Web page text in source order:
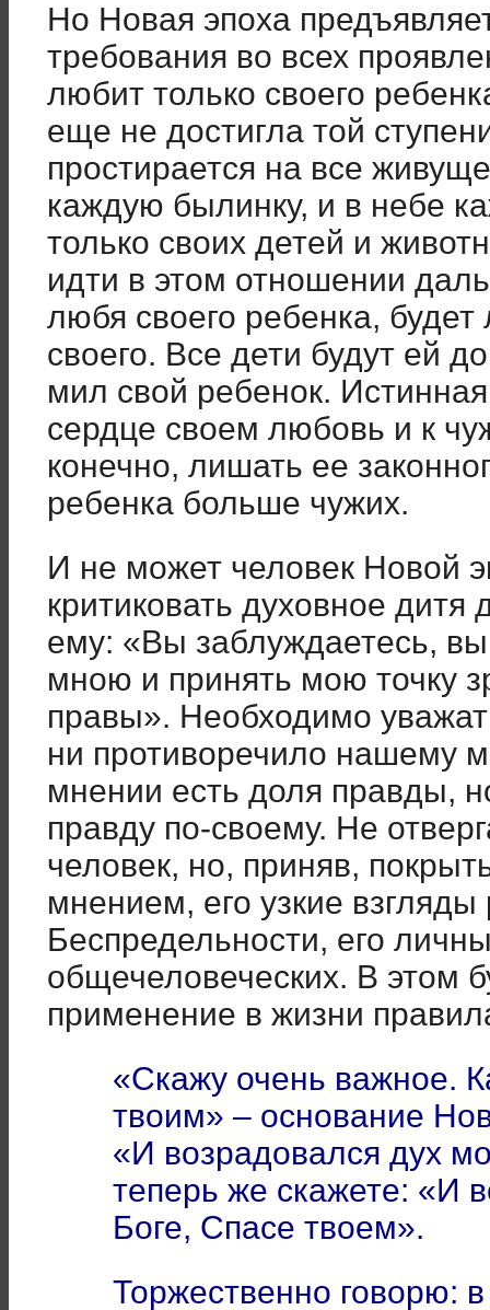
Но Новая эпоха
требования во всех
любит только своего
еще не достигла той
простирается на все
каждую былинку, и в небе
только своих детей и
идти в этом отношении
любя своего ребенка, будет
своего. Все дети будут ей
мил свой ребенок.
сердце своем любовь и к
конечно, лишать ее
ребенка больше чужих.
И не может человек Новой
критиковать духовное дитя
ему: «Вы заблуждаетесь,
мною и принять мою точку
правы». Необходимо
ни противоречило нашему
мнении есть доля правды,
правду по-своему. Не
человек, но, приняв,
мнением, его узкие
Беспредельности, его
общечеловеческих. В этом
применение в жизни
«Скажу очень важное.
твоим» – основание
«И возрадовался дух
теперь же скажете: «И
Боге, Спасе твоем».
Торжественно говорю: